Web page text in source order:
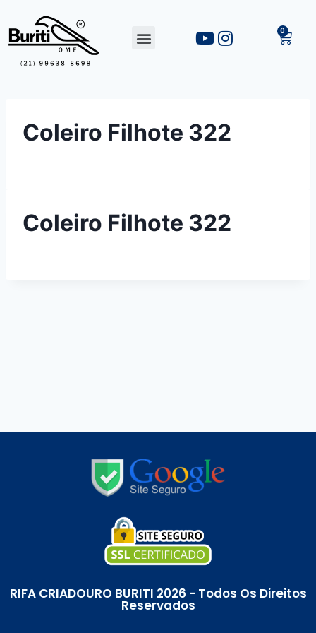
Coleiro Filhote 322
Coleiro Filhote 322
RIFA CRIADOURO BURITI 2026 - Todos Os Direitos
Reservados